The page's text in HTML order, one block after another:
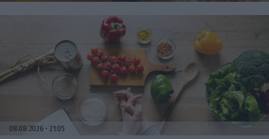
08.08.2026 21:05